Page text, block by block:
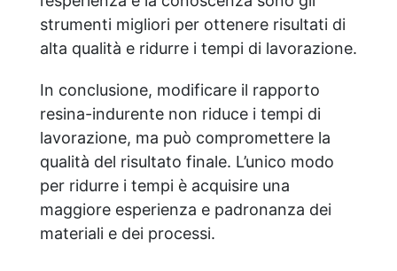
strumenti migliori per ottenere risultati di
alta qualità e ridurre i tempi di lavorazione.
In conclusione, modificare il rapporto
resina-indurente non riduce i tempi di
lavorazione, ma può compromettere la
qualità del risultato finale. L’unico modo
per ridurre i tempi è acquisire una
maggiore esperienza e padronanza dei
materiali e dei processi.